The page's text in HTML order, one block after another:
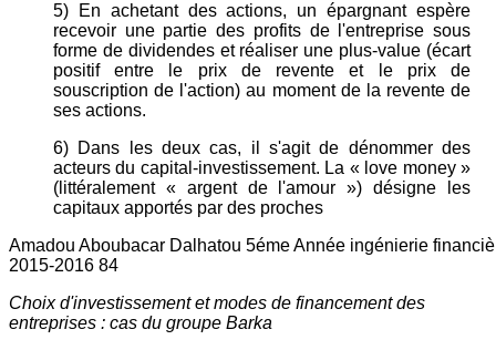
5) En achetant des actions, un épargnant espère
recevoir une partie des profits de l'entreprise sous
forme de dividendes et réaliser une plus-value (écart
positif entre le prix de revente et le prix de
souscription de l'action) au moment de la revente de
ses actions.
6) Dans les deux cas, il s'agit de dénommer des
acteurs du capital-investissement. La « love money »
(littéralement « argent de l'amour ») désigne les
capitaux apportés par des proches
Amadou Aboubacar Dalhatou 5éme Année ingénierie
2015-2016 84
Choix d'investissement et modes de financement des
entreprises : cas du groupe Barka